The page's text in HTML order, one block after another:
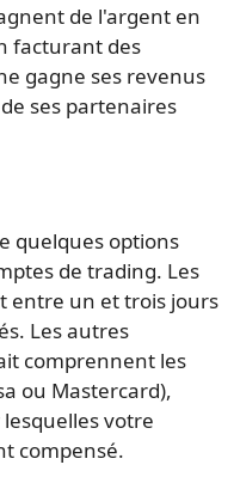
de l'argent en
facturant des
gagne ses revenus
ses partenaires
quelques options
de trading. Les
entre un et trois jours
Les autres
comprennent les
ou Mastercard),
lesquelles votre
compensé.